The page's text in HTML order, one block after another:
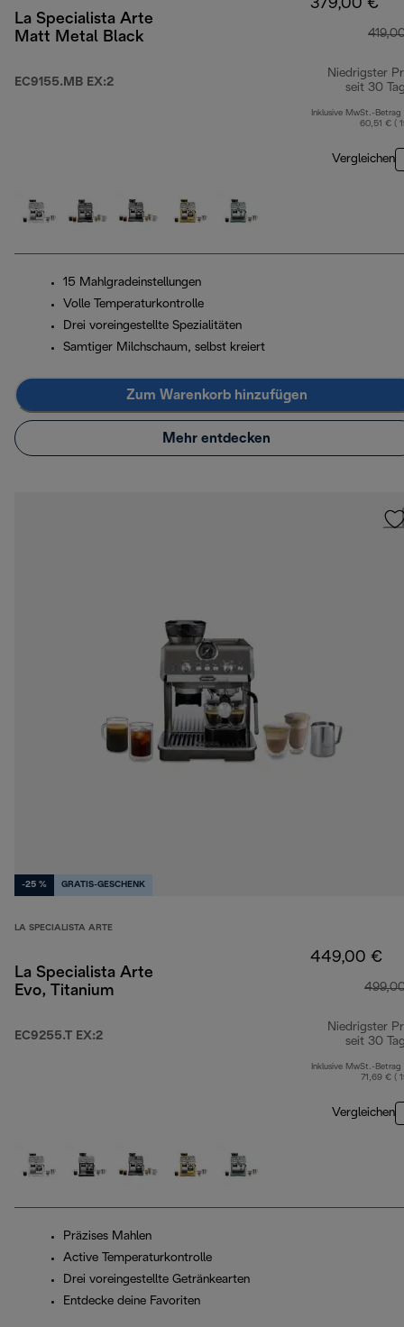
La Specialista Arte
Matt Metal Black
EC9155.MB EX:2
379,00 €
Niedrigster
seit 30
Inklusive MwSt.-Betrag
60,51 € (
Vergleichen
15 Mahlgradeinstellungen
Volle Temperaturkontrolle
Drei voreingestellte Spezialitäten
Samtiger Milchschaum, selbst kreiert
Zum Warenkorb hinzufügen
Mehr entdecken
-25 % GRATIS-GESCHENK
LA SPECIALISTA ARTE
La Specialista Arte
Evo, Titanium
EC9255.T EX:2
449,00 €
Niedrigster
seit 30
Inklusive MwSt.-Betrag
71,69 € (
Vergleichen
Präzises Mahlen
Active Temperaturkontrolle
Drei voreingestellte Getränkearten
Entdecke deine Favoriten